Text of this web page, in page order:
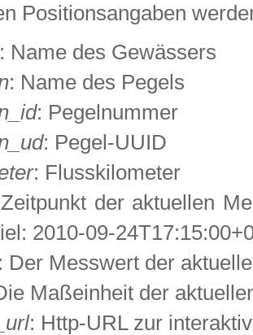
Positionsangaben
: Name des Gewässers
: Name des Pegels
: Pegelnummer
: Pegel-UUID
: Flusskilometer
der aktuellen
2010-09-
: Der Messwert der
Maßeinheit der
: Http-URL zur